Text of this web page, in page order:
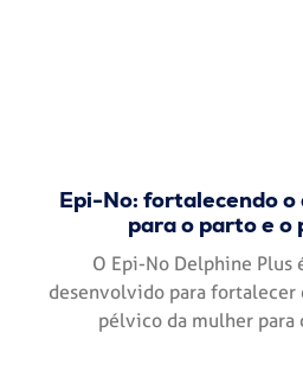
Epi-No: fortalecendo o
para o parto e o
O Epi-No Delphine Plus
desenvolvido para fortalecer
pélvico da mulher para